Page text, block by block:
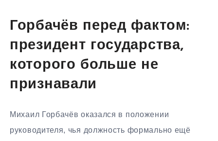
Горбачёв перед фактом:
президент государства,
которого больше не
признавали
Михаил Горбачёв оказался в положении
руководителя, чья должность формально ещё